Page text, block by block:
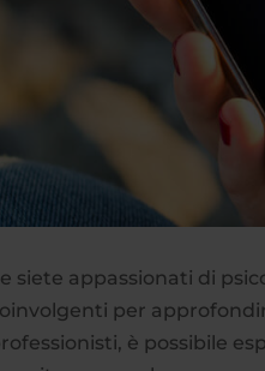
siete appassionati di
per
è possibile